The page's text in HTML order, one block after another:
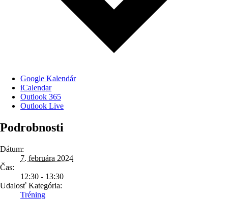
Google Kalendár
iCalendar
Outlook 365
Outlook Live
Podrobnosti
Dátum:
7. februára 2024
Čas:
12:30 - 13:30
Udalosť Kategória:
Tréning